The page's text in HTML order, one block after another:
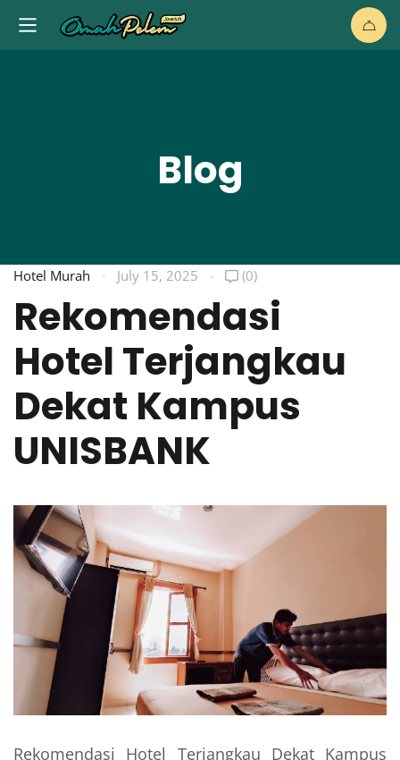
Blog
Hotel Murah July 15, 2025 (0)
Rekomendasi
Hotel Terjangkau
Dekat Kampus
UNISBANK
Rekomendasi Hotel Terjangkau Dekat Kampus